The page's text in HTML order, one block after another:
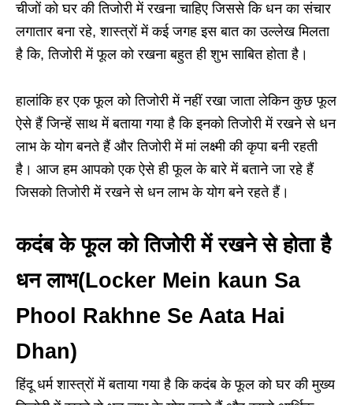
चीजों को घर की तिजोरी में रखना चाहिए जिससे कि धन का संचार
लगातार बना रहे, शास्त्रों में कई जगह इस बात का उल्लेख मिलता
है कि, तिजोरी में फूल को रखना बहुत ही शुभ साबित होता है।
हालांकि हर एक फूल को तिजोरी में नहीं रखा जाता लेकिन कुछ फूल
ऐसे हैं जिन्हें साथ में बताया गया है कि इनको तिजोरी में रखने से धन
लाभ के योग बनते हैं और तिजोरी में मां लक्ष्मी की कृपा बनी रहती
है। आज हम आपको एक ऐसे ही फूल के बारे में बताने जा रहे हैं
जिसको तिजोरी में रखने से धन लाभ के योग बने रहते हैं।
कदंब के फूल को तिजोरी में रखने से होता है
धन लाभ(Locker Mein kaun Sa
Phool Rakhne Se Aata Hai
Dhan)
हिंदू धर्म शास्त्रों में बताया गया है कि कदंब के फूल को घर की मुख्य